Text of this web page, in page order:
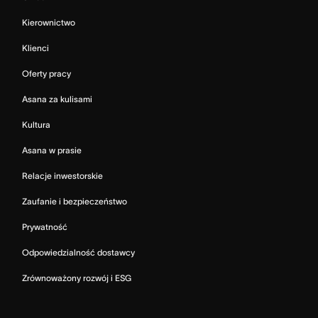
Kierownictwo
Klienci
Oferty pracy
Asana za kulisami
Kultura
Asana w prasie
Relacje inwestorskie
Zaufanie i bezpieczeństwo
Prywatność
Odpowiedzialność dostawcy
Zrównoważony rozwój i ESG